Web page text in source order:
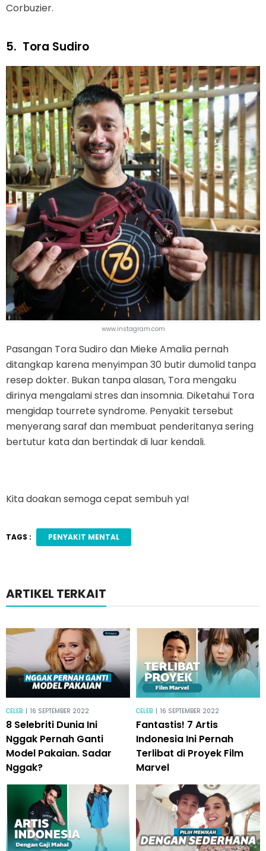
Corbuzier.
5. Tora Sudiro
www.instagram.com
Pasangan Tora Sudiro dan Mieke Amalia pernah
ditangkap karena menyimpan 30 butir dumolid tanpa
resep dokter. Bukan tanpa alasan, Tora mengaku
dirinya mengalami stres dan insomnia. Diketahui Tora
mengidap tourrete syndrome. Penyakit tersebut
menyerang saraf dan membuat penderitanya sering
bertutur kata dan bertindak di luar kendali.
Kita doakan semoga cepat sembuh ya!
TAGS : PENYAKIT MENTAL
ARTIKEL TERKAIT
CELEB | 16 SEPTEMBER 2022
8 Selebriti Dunia Ini
Nggak Pernah Ganti
Model Pakaian. Sadar
Nggak?
CELEB | 16 SEPTEMBER 2022
Fantastis! 7 Artis
Indonesia Ini Pernah
Terlibat di Proyek Film
Marvel